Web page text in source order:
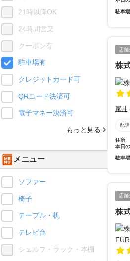
駐車場
店舗
株
家具
配
住所
本日
駐車場
店舗
株
21時以降OK
24時間営業
クーポン有
駐車場有
クレジットカード可
QRコード決済可
電子マネー決済可
もっと見る
メニュー
ソファー
椅子
テーブル・机
テレビ台
シェルフ・ラック・本棚